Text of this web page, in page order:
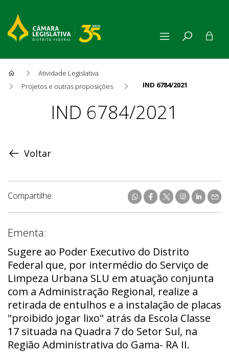
Atividade Legislativa
Projetos e outras proposições
IND 6784/2021
ProposiçãoIND 6784/2021
Voltar
Compartilhe:
Ementa:
Sugere ao Poder Executivo do Distrito
Federal que, por intermédio do Serviço de
Limpeza Urbana SLU em atuação conjunta
com a Administração Regional, realize a
retirada de entulhos e a instalação de placas
"proibido jogar lixo" atrás da Escola Classe
17 situada na Quadra 7 do Setor Sul, na
Região Administrativa do Gama- RA II.